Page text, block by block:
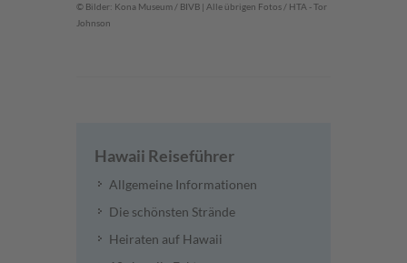
© Bilder: Kona Museum / BIVB | Alle übrigen Fotos / HTA - Tor
Johnson
Hawaii Reiseführer
Allgemeine Informationen
Die schönsten Strände
Heiraten auf Hawaii